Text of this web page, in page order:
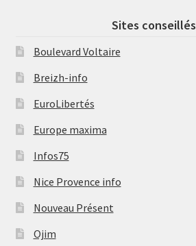
Sites conseillés
Boulevard Voltaire
Breizh-info
EuroLibertés
Europe maxima
Infos75
Nice Provence info
Nouveau Présent
Ojim